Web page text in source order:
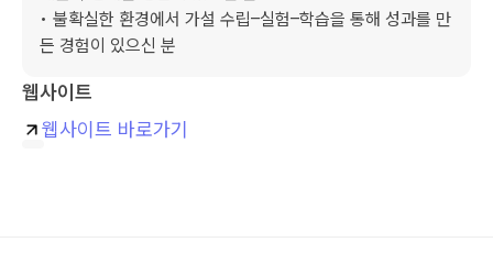
• 불확실한 환경에서 가설 수립–실험–학습을 통해 성과를 만
든 경험이 있으신 분
웹사이트
웹사이트 바로가기